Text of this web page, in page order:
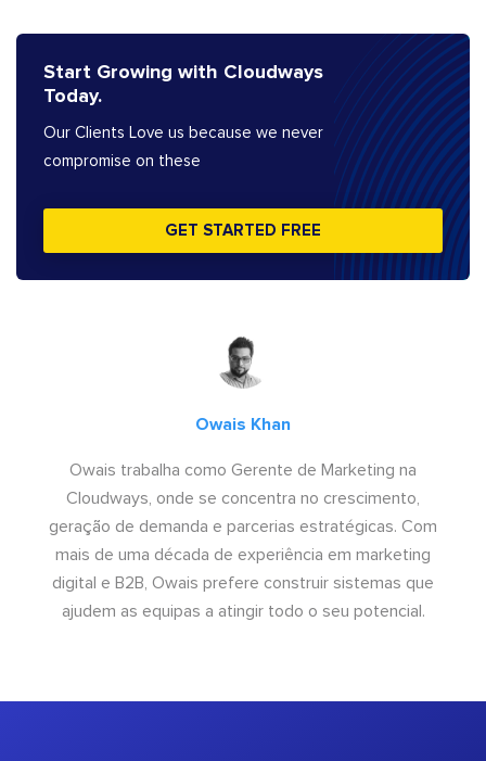
Start Growing with Cloudways
Today.
Our Clients Love us because we never
compromise on these
GET STARTED FREE
Owais Khan
Owais trabalha como Gerente de Marketing na
Cloudways, onde se concentra no crescimento,
geração de demanda e parcerias estratégicas. Com
mais de uma década de experiência em marketing
digital e B2B, Owais prefere construir sistemas que
ajudem as equipas a atingir todo o seu potencial.